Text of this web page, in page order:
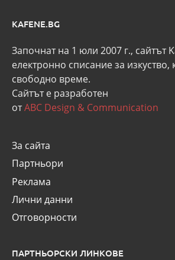
KAFENE.BG
Започнат на 1 юли 2007 г., сайтът
eлектронно списание за изкуство,
свободно време.
Сайтът е разработен
отABC Design & Communication
За сайта
Партньори
Реклама
Лични данни
Отговорности
ПАРТНЬОРСКИ ЛИНКОВЕ